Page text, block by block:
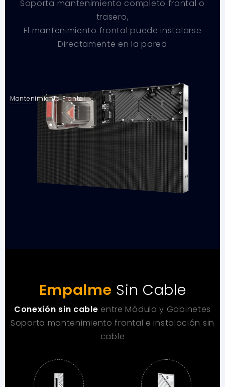
Soporta mantenimiento completo frontal o
trasero,
El mantenimiento frontal puede instalarse
Directamente en la pared
Mantenimiento Frontal
Empalme Sin Cable
Conexión sin cable entre Módulo y Gabinetes
Soporta mantenimiento frontal e instalación sin
cable